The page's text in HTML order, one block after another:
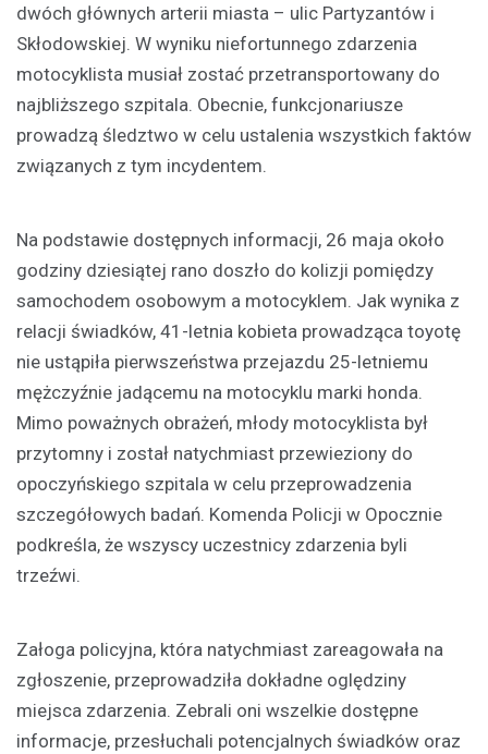
dwóch głównych arterii miasta – ulic Partyzantów i
Skłodowskiej. W wyniku niefortunnego zdarzenia
motocyklista musiał zostać przetransportowany do
najbliższego szpitala. Obecnie, funkcjonariusze
prowadzą śledztwo w celu ustalenia wszystkich faktów
związanych z tym incydentem.
Na podstawie dostępnych informacji, 26 maja około
godziny dziesiątej rano doszło do kolizji pomiędzy
samochodem osobowym a motocyklem. Jak wynika z
relacji świadków, 41-letnia kobieta prowadząca toyotę
nie ustąpiła pierwszeństwa przejazdu 25-letniemu
mężczyźnie jadącemu na motocyklu marki honda.
Mimo poważnych obrażeń, młody motocyklista był
przytomny i został natychmiast przewieziony do
opoczyńskiego szpitala w celu przeprowadzenia
szczegółowych badań. Komenda Policji w Opocznie
podkreśla, że wszyscy uczestnicy zdarzenia byli
trzeźwi.
Załoga policyjna, która natychmiast zareagowała na
zgłoszenie, przeprowadziła dokładne oględziny
miejsca zdarzenia. Zebrali oni wszelkie dostępne
informacje, przesłuchali potencjalnych świadków oraz